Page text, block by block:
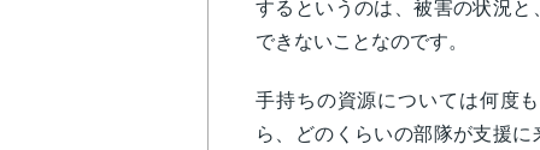
するというのは、被害の状況
できないことなのです。
手持ちの資源については何度
ら、どのくらいの部隊が支援